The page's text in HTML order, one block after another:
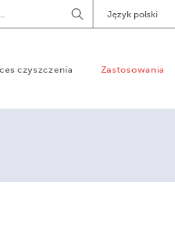
Język polski
Begin
Searching
czyszczenia Zastosowania